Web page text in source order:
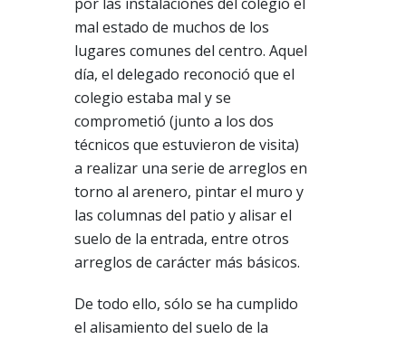
por las instalaciones del colegio el
mal estado de muchos de los
lugares comunes del centro. Aquel
día, el delegado reconoció que el
colegio estaba mal y se
comprometió (junto a los dos
técnicos que estuvieron de visita)
a realizar una serie de arreglos en
torno al arenero, pintar el muro y
las columnas del patio y alisar el
suelo de la entrada, entre otros
arreglos de carácter más básicos.
De todo ello, sólo se ha cumplido
el alisamiento del suelo de la